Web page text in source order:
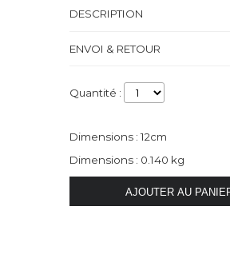
DESCRIPTION
ENVOI & RETOUR
Quantité :
Dimensions : 12cm
Dimensions : 0.140 kg